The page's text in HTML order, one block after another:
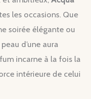
les occasions. Que
soirée élégante ou
d’une aura
incarne à la fois la
intérieure de celui